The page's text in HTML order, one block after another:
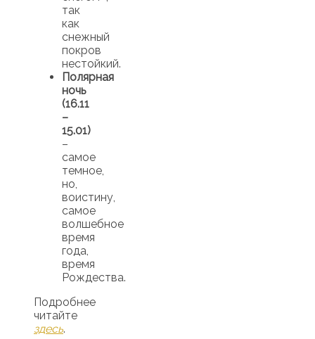
так
как
снежный
покров
нестойкий.
Полярная
ночь
(16.11
–
15.01)
–
самое
темное,
но,
воистину,
самое
волшебное
время
года,
время
Рождества.
Подробнее
читайте
здесь.